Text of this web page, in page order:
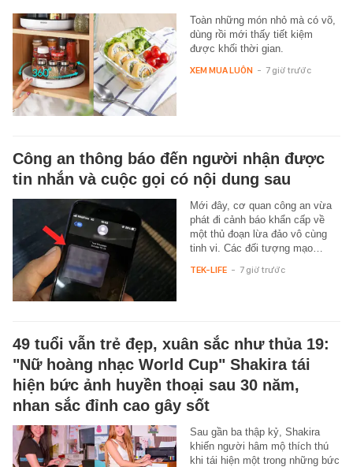
Toàn những món nhỏ mà có võ,
dùng rồi mới thấy tiết kiệm
được khối thời gian.
XEM MUA LUÔN - 7 giờ trước
Công an thông báo đến người nhận được
tin nhắn và cuộc gọi có nội dung sau
Mới đây, cơ quan công an vừa
phát đi cảnh báo khẩn cấp về
một thủ đoạn lừa đảo vô cùng
tinh vi. Các đối tượng mạo…
TEK-LIFE - 7 giờ trước
49 tuổi vẫn trẻ đẹp, xuân sắc như thủa 19:
"Nữ hoàng nhạc World Cup" Shakira tái
hiện bức ảnh huyền thoại sau 30 năm,
nhan sắc đỉnh cao gây sốt
Sau gần ba thập kỷ, Shakira
khiến người hâm mộ thích thú
khi tái hiện một trong những bức